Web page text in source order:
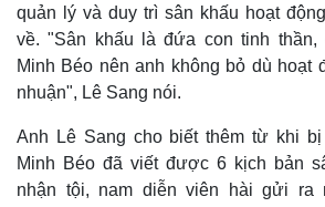
quản lý và duy trì sân khấu hoạt
về. "Sân khấu là đứa con tinh thần,
Minh Béo nên anh không bỏ dù hoạt
nhuận", Lê Sang nói.
Anh Lê Sang cho biết thêm từ khi
Minh Béo đã viết được 6 kịch bản
nhận tội, nam diễn viên hài gửi ra